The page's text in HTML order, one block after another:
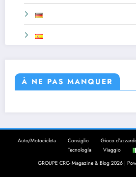
À NE PAS MANQUER
Auto/Motocicleta Consiglio Gioco
Tecnología
Viaggio
GROUPE CRC- Magazine & Blog 2026 |